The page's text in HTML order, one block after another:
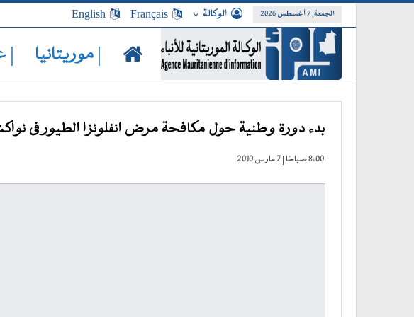
الجمعة, 7 أغسطس 2026 الوكالة Français
English
| موريتانيا |
بدء دورة وطنية حول مكافحة مرض انفلونزا الطيور فى
8:00 صباحًا | 7 مارس 2010